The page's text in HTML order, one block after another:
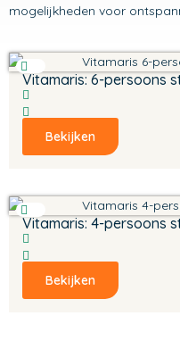
mogelijkheden voor
Vitamaris: 6-persoons
Bekijken
Vitamaris: 4-persoons
Bekijken